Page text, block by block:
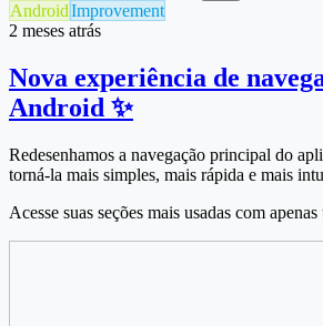
AndroidImprovement
2 meses atrás
Nova experiência de
Android ✨
Redesenhamos a navegação principal do
torná-la mais simples, mais rápida e mais
Acesse suas seções mais usadas com